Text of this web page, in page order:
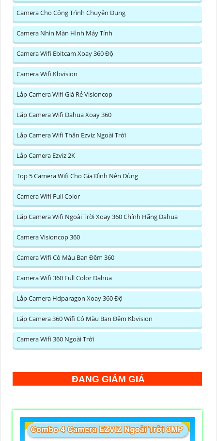
Camera Cho Công Trình Chuyên Dụng
Camera Nhìn Màn Hình Máy Tính
Camera Wifi Ebitcam Xoay 360 Độ
Camera Wifi Kbvision
Lắp Camera Wifi Giá Rẻ Visioncop
Lắp Camera Wifi Dahua Xoay 360
Lắp Camera Wifi Thân Ezviz Ngoài Trời
Lắp Camera Ezviz 2K
Top 5 Camera Wifi Cho Gia Đình Nên Dùng
Camera Wifi Full Color
Lắp Camera Wifi Ngoài Trời Xoay 360 Chính Hãng Dahua
Camera Visioncop 360
Camera Wifi Có Màu Ban Đêm 360
Camera Wifi 360 Full Color Dahua
Lắp Camera Hdparagon Xoay 360 Độ
Lắp Camera 360 Wifi Có Màu Ban Đêm Kbvision
Camera Wifi 360 Ngoài Trời
ĐANG GIẢM GIÁ